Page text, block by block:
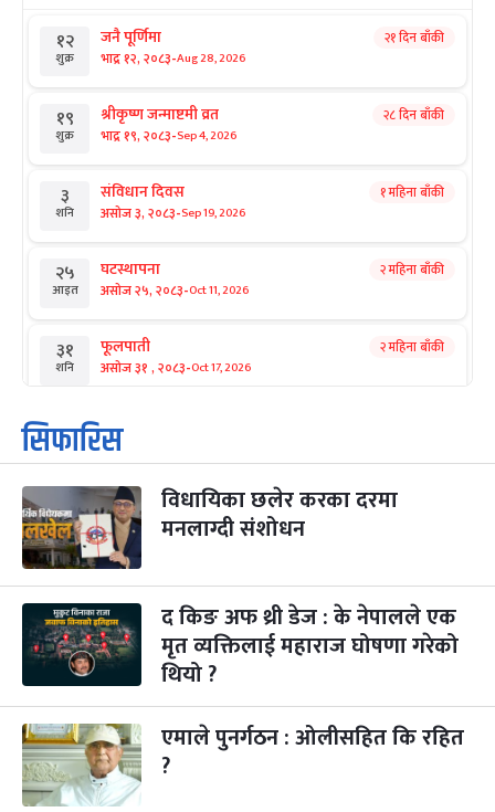
१२
शुक्र
जनै पूर्णिमा
भाद्र १२, २०८३-Aug 28, 2026
२१ दिन बाँकी
१९
शुक्र
श्रीकृष्ण जन्माष्टमी व्रत
भाद्र १९, २०८३-Sep 4, 2026
२८ दिन बाँकी
३
शनि
संविधान दिवस
असोज ३, २०८३-Sep 19, 2026
१ महिना बाँकी
२५
आइत
घटस्थापना
असोज २५, २०८३-Oct 11, 2026
२ महिना बाँकी
३१
शनि
फूलपाती
असोज ३१ , २०८३-Oct 17, 2026
२ महिना बाँकी
१
आइत
कार्तिक सङ्क्रान्ति
कार्तिक १, २०८३
३
मंगल
महानवमी
कार्तिक ३, २०८३-Oct 20, 2026
२ महिना बाँकी
४
बुध कार्तिक ४, २०८३-
५
बिहि
पापा‌ङ्कुशा एकादशी व्रत
कार्तिक ५, २०८३-Oct 22, 2026
२ महिना बाँकी
२२
आइत
कुकुर तिहार
कार्तिक २२, २०८३ Nov 8, 2026
३ महिना बाँकी
सिफारिस
विधायिका छलेर करका दरमा
मनलाग्दी संशोधन
द किङ अफ थ्री डेज : के नेपालले एक
मृत व्यक्तिलाई महाराज घोषणा गरेको
थियो ?
एमाले पुनर्गठन : ओलीसहित कि रहित
?